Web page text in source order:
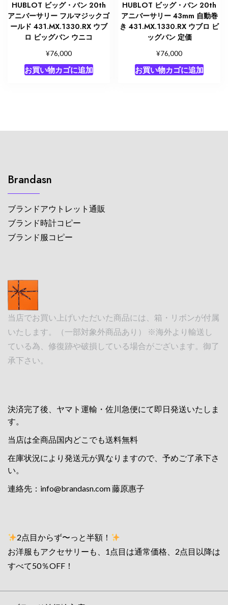
HUBLOT ビッグ・バン 20th
アニバーサリー フルマジックゴ
ールド 431.MX.1330.RX ウブ
ロ ビッグバン ウニコ
¥76,000
お買い物カゴに追加
HUBLOT ビッグ・バン 20th
アニバーサリー 43mm 自動巻
き 431.MX.1330.RX ウブロ ビ
ッグバン 定価
¥76,000
お買い物カゴに追加
Brandasn
ブランドアウトレット通販
ブランド時計コピー
ブランド服コピー
当店でお買い上げいただいた商品には、箱・リボンが付属
いたします。（一部対象外商品あり） ※海外より輸送し
ている為、修復跡や破損している場合がございます。御了
承下さい。
決済完了後、ヤマト運輸・佐川急便にて即日発送いたしま
す。
当店は全商品国内どこでも送料無料
在庫状況により発送元が異なりますので、予めご了承下さ
い。
連絡先： info@brandasn.com藤原惠子
2点目からず〜っと半額！
お洋服もアクセサリーも、1点目は通常価格、2点目以降は
すべて50％OFF！